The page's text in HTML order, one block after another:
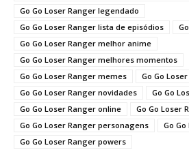
Go Go Loser Ranger legendado
Go Go Loser Ranger lista de episódios
Go Go Loser Ranger melhor anime
Go Go Loser Ranger melhores momentos
Go Go Loser Ranger memes
Go Go
Go Go Loser Ranger novidades
Go Go
Go Go Loser Ranger online
Go Go Loser
Go Go Loser Ranger personagens
Go
Go Go Loser Ranger powers